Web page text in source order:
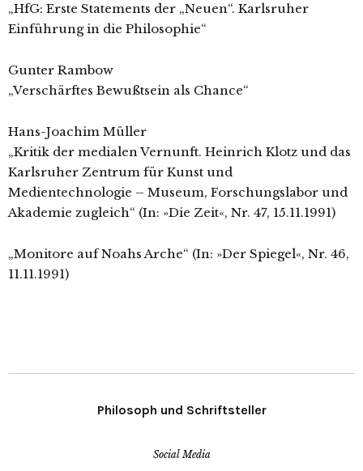
„HfG: Erste Statements der „Neuen“. Karlsruher
Einführung in die Philosophie“
Gunter Rambow
„Verschärftes Bewußtsein als Chance“
Hans-Joachim Müller
„Kritik der medialen Vernunft. Heinrich Klotz und das
Karlsruher Zentrum für Kunst und
Medientechnologie – Museum, Forschungslabor und
Akademie zugleich“ (In: »Die Zeit«, Nr. 47, 15.11.1991)
„Monitore auf Noahs Arche“ (In: »Der Spiegel«, Nr. 46,
11.11.1991)
Philosoph und Schriftsteller
Social Media